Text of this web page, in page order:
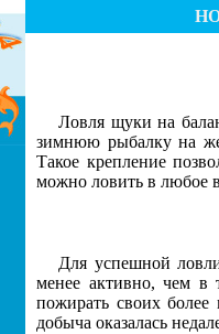
Ловля щуки на
зимнюю рыбалку на
Такое крепление
можно ловить в любое
Для успешной
менее активно, чем в
пожирать своих
добыча оказалась